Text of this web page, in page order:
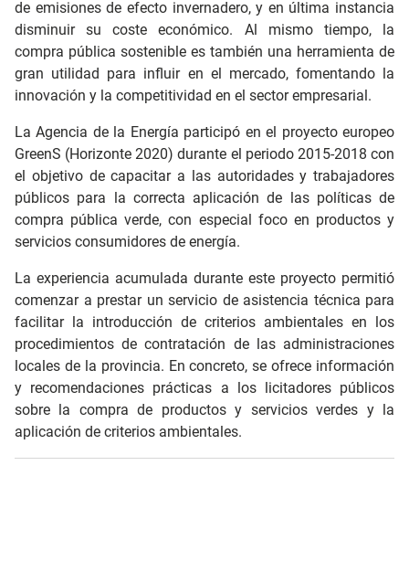
de emisiones de efecto invernadero, y en última instancia
disminuir su coste económico. Al mismo tiempo, la
compra pública sostenible es también una herramienta de
gran utilidad para influir en el mercado, fomentando la
innovación y la competitividad en el sector empresarial.
La Agencia de la Energía participó en el proyecto europeo
GreenS (Horizonte 2020) durante el periodo 2015-2018 con
el objetivo de capacitar a las autoridades y trabajadores
públicos para la correcta aplicación de las políticas de
compra pública verde, con especial foco en productos y
servicios consumidores de energía.
La experiencia acumulada durante este proyecto permitió
comenzar a prestar un servicio de asistencia técnica para
facilitar la introducción de criterios ambientales en los
procedimientos de contratación de las administraciones
locales de la provincia. En concreto, se ofrece información
y recomendaciones prácticas a los licitadores públicos
sobre la compra de productos y servicios verdes y la
aplicación de criterios ambientales.